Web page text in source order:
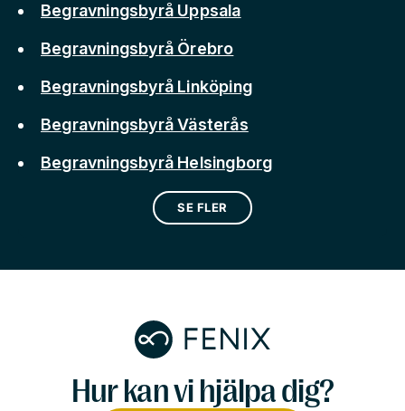
Begravningsbyrå Uppsala
Begravningsbyrå Örebro
Begravningsbyrå Linköping
Begravningsbyrå Västerås
Begravningsbyrå Helsingborg
SE FLER
Hur kan vi hjälpa dig?